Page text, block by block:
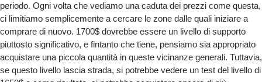
periodo. Ogni volta che vediamo una caduta dei prezzi come questa,
ci limitiamo semplicemente a cercare le zone dalle quali iniziare a
comprare di nuovo. 1700$ dovrebbe essere un livello di supporto
piuttosto significativo, e fintanto che tiene, pensiamo sia appropriato
acquistare una piccola quantità in queste vicinanze generali. Tuttavia,
se questo livello lascia strada, si potrebbe vedere un test del livello di